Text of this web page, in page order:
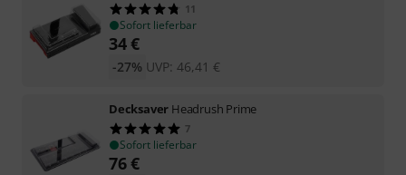
11
Sofort lieferbar
34€
UVP: 46,41 €
-27%
Decksaver Headrush Prime
7
Sofort lieferbar
76€